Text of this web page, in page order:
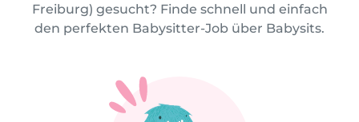
Freiburg) gesucht? Finde schnell und einfach
den perfekten Babysitter-Job über Babysits.